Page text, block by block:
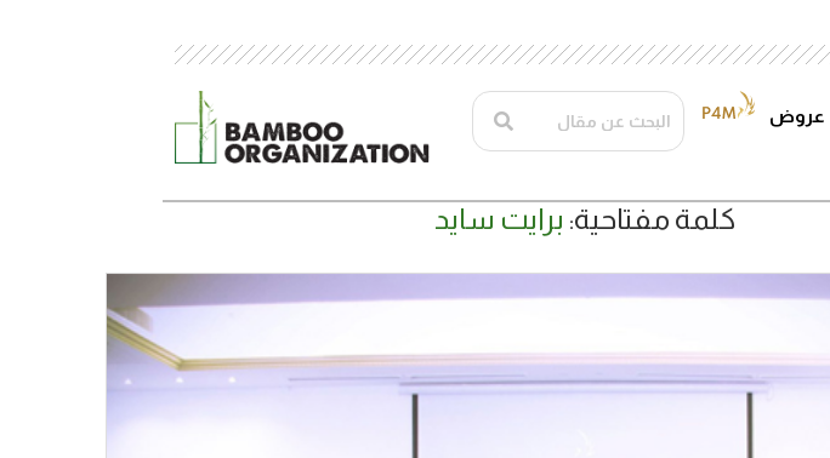
عروض
كلمة مفتاحية: برايت سايد